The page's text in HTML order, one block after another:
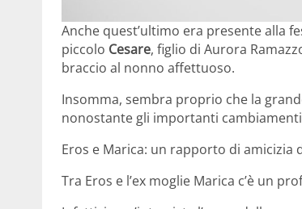
Anche quest’ultimo era presente alla
piccolo Cesare, figlio di Aurora
braccio al nonno affettuoso.
Insomma, sembra proprio che la
nonostante gli importanti
Eros e Marica: un rapporto di amicizia
Tra Eros e l’ex moglie Marica c’è un